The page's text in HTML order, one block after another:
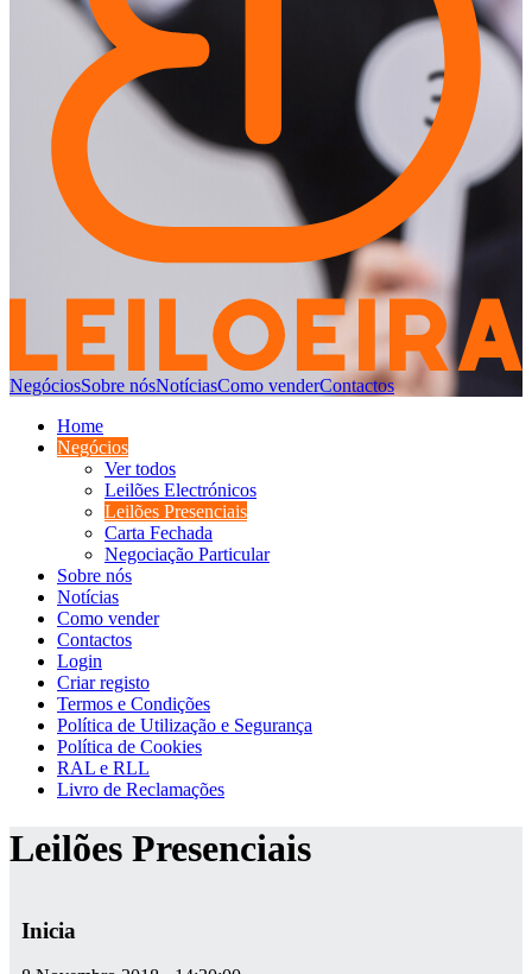
NegóciosSobre nósNotíciasComo venderContactos
Home
Negócios
Ver todos
Leilões Electrónicos
Leilões Presenciais
Carta Fechada
Negociação Particular
Sobre nós
Notícias
Como vender
Contactos
Login
Criar registo
Termos e Condições
Política de Utilização e Segurança
Política de Cookies
RAL e RLL
Livro de Reclamações
Leilões Presenciais
Inicia